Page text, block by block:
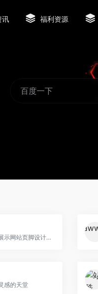
讯 福利资源
一个专注于展示网站页脚设计灵感的图库网站
感的天堂